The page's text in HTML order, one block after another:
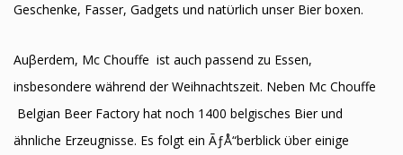
Geschenke, Fasser, Gadgets und natϋrlich unser Bier boxen.
Auβerdem, Mc Chouffe ist auch passend zu Essen,
insbesondere während der Weihnachtszeit. Neben Mc Chouffe
Belgian Beer Factory hat noch 1400 belgisches Bier und
ähnliche Erzeugnisse. Es folgt ein ÃƒÅ“berblick ϋber einige